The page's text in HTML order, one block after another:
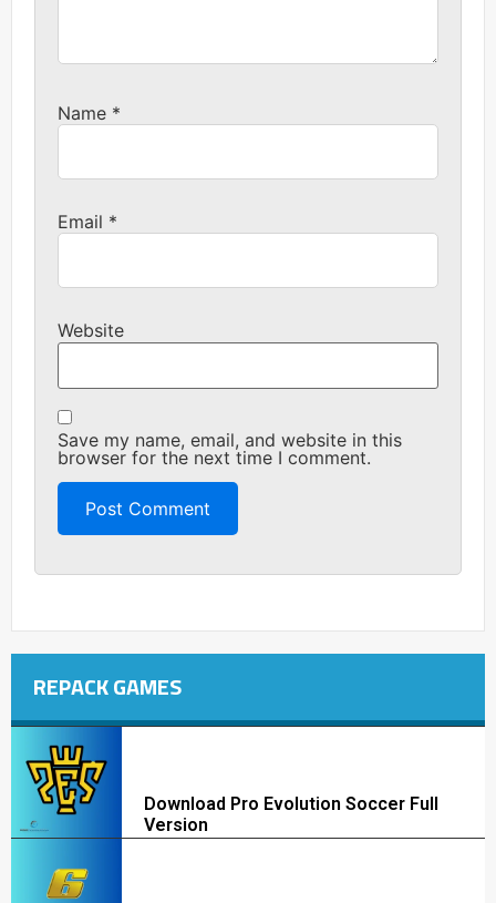
Name *
Email *
Website
Save my name, email, and website in this
browser for the next time I comment.
REPACK GAMES
Download Pro Evolution Soccer Full
Version